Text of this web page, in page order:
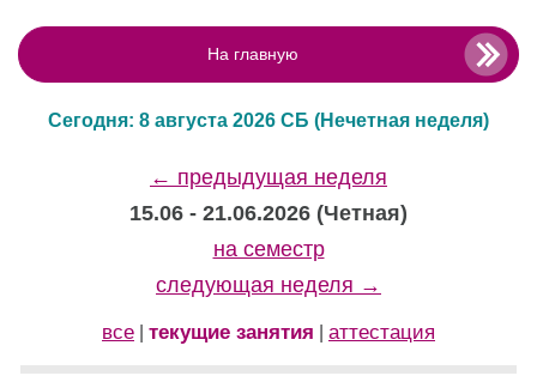
На главную
Сегодня: 8 августа 2026 СБ (Нечетная неделя)
← предыдущая неделя
15.06 - 21.06.2026 (Четная)
на семестр
следующая неделя →
все текущие занятия аттестация